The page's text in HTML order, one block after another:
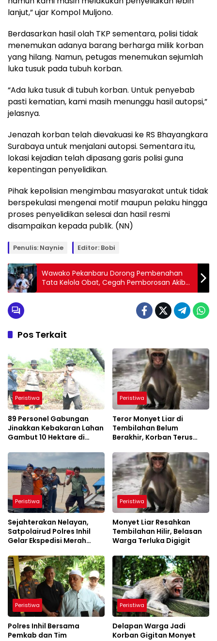
lanjut,” ujar Kompol Muljono.
Berdasarkan hasil olah TKP sementara, polisi tidak
menemukan adanya barang berharga milik korban
yang hilang. Namun, petugas menemukan sejumlah
luka tusuk pada tubuh korban.
“Ada luka tusuk di tubuh korban. Untuk penyebab
pasti kematian, kami masih menunggu hasil autopsi,”
jelasnya.
Jenazah korban telah dievakuasi ke RS Bhayangkara
Surabaya untuk menjalani autopsi. Sementara itu,
lokasi kejadian telah dipasang garis polisi guna
kepentingan penyelidikan.
Pihak kepolisian mengimbau masyarakat untuk tidak
berspekulasi mengenai motif maupun pelaku hingga
proses penyelidikan selesai dan hasil resmi
disampaikan kepada publik. (NN)
Penulis: Naynie Editor: Bobi
Wawako Pekanbaru Dorong Pembenahan
Tata Kelola Obat, Cegah Pemborosan Akibat
Kedaluwarsa
Pos Terkait
Peristiwa
89 Personel Gabungan
Jinakkan Kebakaran Lahan
Gambut 10 Hektare di
Peristiwa
Teror Monyet Liar di
Tembilahan Belum
Berakhir, Korban Terus
Peristiwa
Sejahterakan Nelayan,
Satpolairud Polres Inhil
Gelar Ekspedisi Merah
Peristiwa
Monyet Liar Resahkan
Tembilahan Hilir, Belasan
Warga Terluka Digigit
Peristiwa
Polres Inhil Bersama
Pemkab dan Tim
Peristiwa
Delapan Warga Jadi
Korban Gigitan Monyet